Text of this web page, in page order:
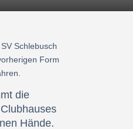
Schlebusch
Form
die
Hände.